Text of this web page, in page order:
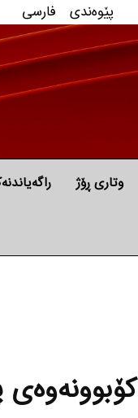
پێوه‌ندی فارسی
وتاری ڕۆژ